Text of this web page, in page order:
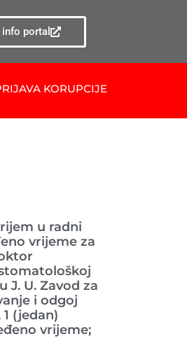
portal
KORUPCIJE
u radni
vrijeme za
J. U. Zavod za
i odgoj
1 (jedan)
vrijeme;